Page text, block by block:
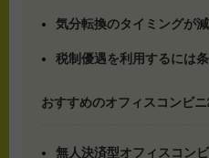
気分転換のタイミングが
税制優遇を利用するには
おすすめのオフィスコンビニ
無人決済型オフィスコンビニ